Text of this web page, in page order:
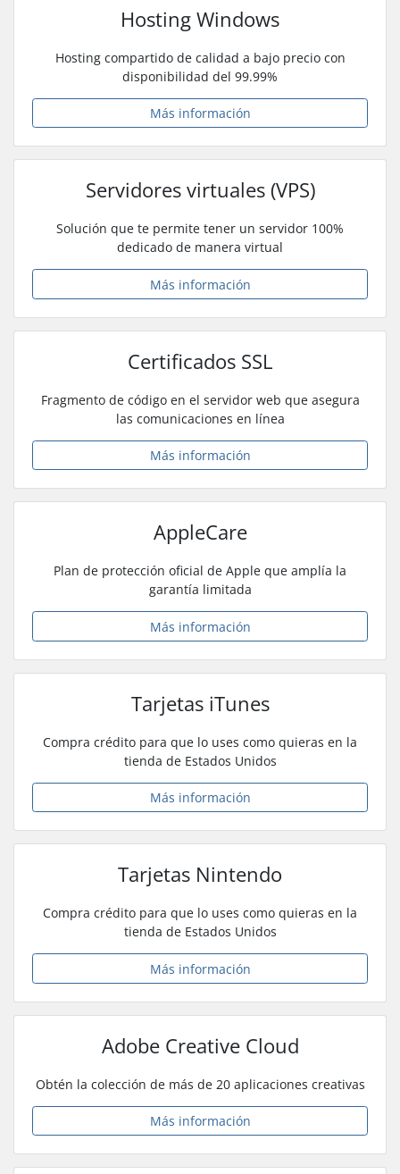
Hosting Windows
Hosting compartido de calidad a bajo precio con
disponibilidad del 99.99%
Más información
Servidores virtuales (VPS)
Solución que te permite tener un servidor 100%
dedicado de manera virtual
Más información
Certificados SSL
Fragmento de código en el servidor web que asegura
las comunicaciones en línea
Más información
AppleCare
Plan de protección oficial de Apple que amplía la
garantía limitada
Más información
Tarjetas iTunes
Compra crédito para que lo uses como quieras en la
tienda de Estados Unidos
Más información
Tarjetas Nintendo
Compra crédito para que lo uses como quieras en la
tienda de Estados Unidos
Más información
Adobe Creative Cloud
Obtén la colección de más de 20 aplicaciones creativas
Más información